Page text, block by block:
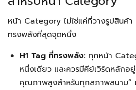
หน้า Category ไม่ใช่แค่ที่วางรูปสินค้
ทรงพลังที่สุดจุดหนึ่ง
H1 Tag ที่ทรงพลัง: ทุกหน้า
หนึ่งเดียว และควรมีคีย์เวิร์ดหลักอ
คุณภาพสูงสำหรับทุกสภาพสนาม”